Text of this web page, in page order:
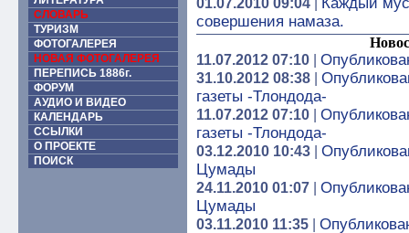
СЛОВАРЬ
ТУРИЗМ
ФОТОГАЛЕРЕЯ
НОВАЯ ФОТОГАЛЕРЕЯ
ПЕРЕПИСЬ 1886г.
ФОРУМ
АУДИО И ВИДЕО
КАЛЕНДАРЬ
ССЫЛКИ
О ПРОЕКТЕ
ПОИСК
01.07.2010 09:04
совершения намаза.
11.07.2012 07:10
31.10.2012 08:38
газеты -Тлондода-
11.07.2012 07:10
газеты -Тлондода-
03.12.2010 10:43
Цумады
24.11.2010 01:07
Цумады
03.11.2010 11:35